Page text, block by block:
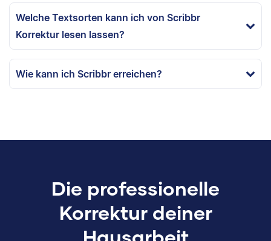
Welche Textsorten kann ich von Scribbr
Korrektur lesen lassen?
Wie kann ich Scribbr erreichen?
Die professionelle
Korrektur deiner
Hausarbeit